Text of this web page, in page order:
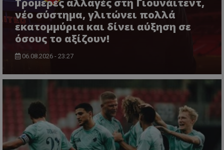
Τρομερές αλλαγές στη Γιουνάιτεντ,
νέο σύστημα, γλιτώνει πολλά
εκατομμύρια και δίνει αύξηση σε
όσους το αξίζουν!
06.08.2026 - 23:27